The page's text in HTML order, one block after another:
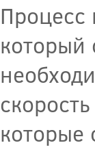
Процесс
который
которые